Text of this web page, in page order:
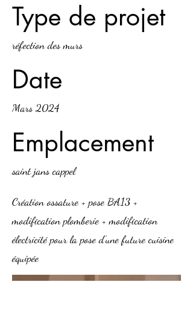
Type de projet
réfection des murs
Date
Mars 2024
Emplacement
saint jans cappel
Création ossature + pose BA13 +
modification plomberie + modification
électricité pour la pose d'une future cuisine
équipée